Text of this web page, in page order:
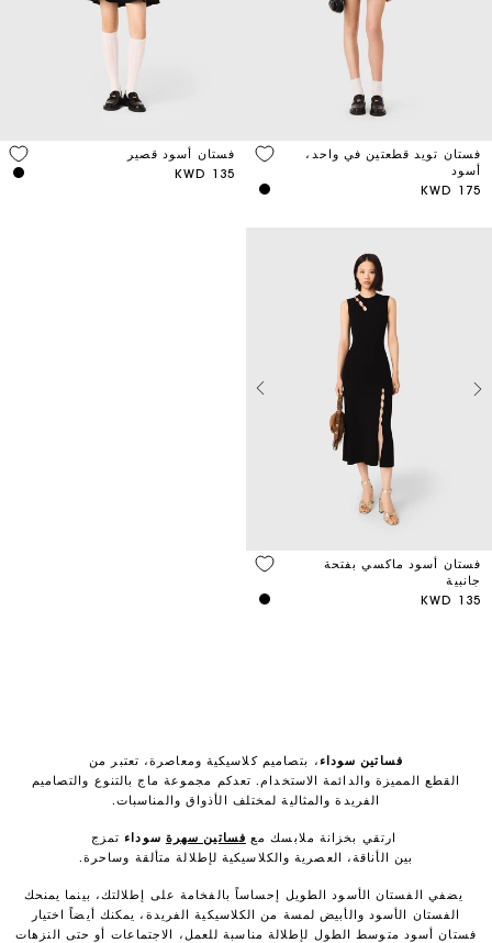
فستان تويد قطعتين في واحد،
أسود
175 KWD
فستان أسود قصير
135 KWD
فستان أسود ماكسي بفتحة
جانبية
135 KWD
فساتين سوداء، بتصاميم كلاسيكية ومعاصرة، تعتبر من
القطع المميزة والدائمة الاستخدام. تعدكم مجموعة ماج بالتنوع والتصاميم
الفريدة والمثالية لمختلف الأذواق والمناسبات.
ارتقي بخزانة ملابسك مع فساتين سهرة سوداء تمزج
بين الأناقة، العصرية والكلاسيكية لإطلالة متألقة وساحرة.
يضفي الفستان الأسود الطويل إحساساً بالفخامة على إطلالتك، بينما يمنحك
الفستان الأسود والأبيض لمسة من الكلاسيكية الفريدة، يمكنك أيضاً اختيار
فستان أسود متوسط ​​الطول لإطلالة مناسبة للعمل، الاجتماعات أو حتى النزهات